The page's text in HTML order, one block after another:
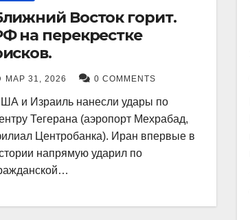
Восток горит.
на перекрестке
МАР 31, 2026 0 COMMENTS
и Израиль нанесли удары по
Тегерана (аэропорт Мехрабад,
Центробанка). Иран впервые в
напрямую ударил по